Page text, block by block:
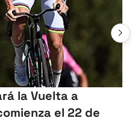
la Vuelta a
el 22 de